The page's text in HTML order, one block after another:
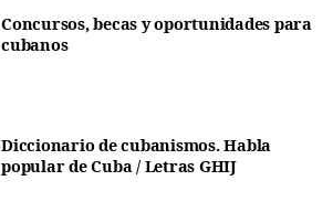
Concursos, becas y oportunidades para
cubanos
Diccionario de cubanismos. Habla
popular de Cuba / Letras GHIJ